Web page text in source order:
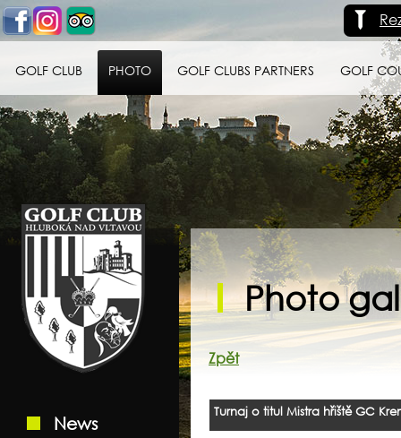
GOLF CLUB PHOTO GOLF CLUBS PARTNERS GOLF
Golf klub Hluboká
nad Vltavou
News
Photo
Zpět
Turnaj o titul Mistra hřiště GC